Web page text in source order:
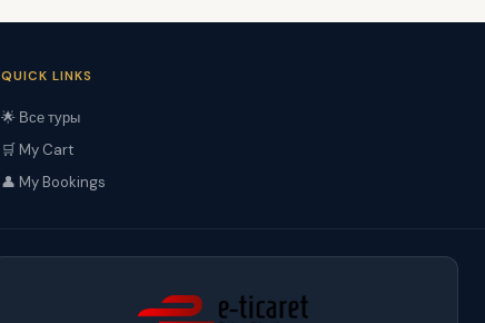
QUICK LINKS
🌟 Все туры
🛒 My Cart
👤 My Bookings